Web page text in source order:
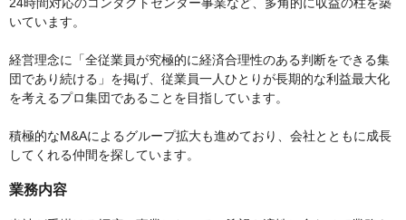
いています。
経営理念に「全従業員が究極的に経済合理性のある判断をできる集
団であり続ける」を掲げ、従業員一人ひとりが長期的な利益最大化
を考えるプロ集団であることを目指しています。
積極的なM&Aによるグループ拡大も進めており、会社とともに成長
してくれる仲間を探しています。
業務内容